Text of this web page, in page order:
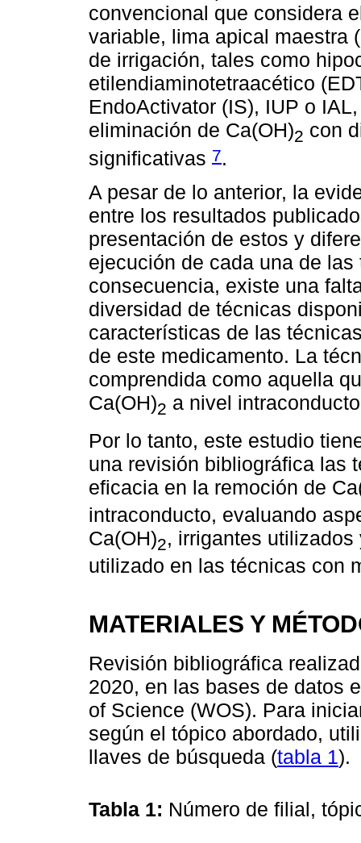
convencional que considera
variable, lima apical maestra
de irrigación, tales como
etilendiaminotetraacético
EndoActivator (IS), IUP o
eliminación de Ca(OH)2 con
significativas 7.
A pesar de lo anterior, la
entre los resultados
presentación de estos y
ejecución de cada una de
consecuencia, existe una
diversidad de técnicas
características de las
de este medicamento. La
comprendida como aquella
Ca(OH)2 a nivel
Por lo tanto, este estudio
una revisión bibliográfica las
eficacia en la remoción de
intraconducto, evaluando
Ca(OH)2, irrigantes
utilizado en las técnicas con
MATERIALES Y
Revisión bibliográfica
2020, en las bases de datos
of Science (WOS). Para
según el tópico abordado,
llaves de búsqueda (tabla 1).
Tabla 1: Número de filial,